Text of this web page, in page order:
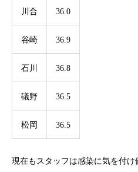
川合 36.0
谷崎 36.9
石川 36.8
礒野 36.5
松岡 36.5
現在もスタッフは感染に気を付